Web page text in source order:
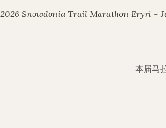
2026 Snowdonia Trail Marathon Eryri -
本届马